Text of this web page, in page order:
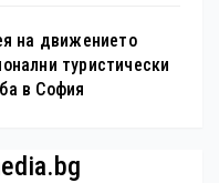
на движението
туристически
в София